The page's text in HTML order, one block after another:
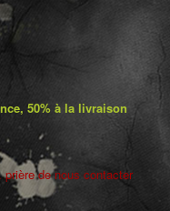
50% à la livraison
de nous contacter